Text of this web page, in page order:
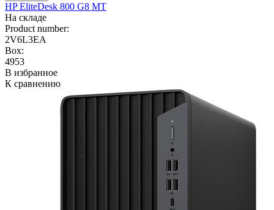
HP EliteDesk 800 G8 MT
На складе
Product number:
2V6L3EA
Box:
4953
В избранное
К сравнению